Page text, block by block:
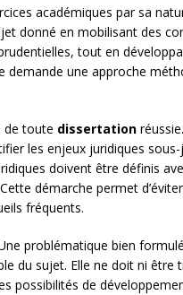
académiques par sa
donné en mobilisant des
tout en
demande une approche
de toute dissertation
les enjeux juridiques
doivent être définis
démarche permet
fréquents.
problématique bien
du sujet. Elle ne doit ni être
possibilités de